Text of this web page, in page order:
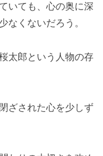
いても、心の奥に深
なくないだろう。
太郎という人物の存
ざされた心を少しず